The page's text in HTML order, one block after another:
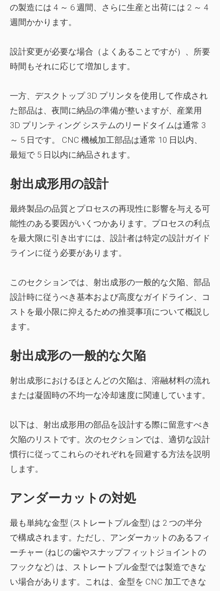
の製造には 4 ～ 6 週間、さらに生産と出荷には 2 ～ 4
週間かかります。
設計変更が必要な場合（よくあることですが）、所要
時間もそれに応じて増加します。
一方、デスクトップ 3D プリンタを使用して作成され
た部品は、夜間に納品の準備が整いますが、産業用
3D プリンティング システムのリードタイムは通常 3
～ 5 日です。 CNC 機械加工部品は通常 10 日以内、
最短で 5 日以内に納品されます。
射出成形用の設計
最終製品の品質とプロセスの再現性に影響を与える可
能性のある要因がいくつかあります。プロセスの利点
を最大限に引き出すには、設計者は特定の設計ガイド
ラインに従う必要があります。
このセクションでは、射出成形の一般的な欠陥、部品
設計時に従うべき基本および高度なガイドライン、コ
ストを最小限に抑えるための推奨事項について概説し
ます。
射出成形の一般的な欠陥
射出成形におけるほとんどの欠陥は、溶融材料の流れ
または凝固時の不均一な冷却速度に関連しています。
以下は、射出成形用の部品を設計する際に留意すべき
欠陥のリストです。次のセクションでは、適切な設計
慣行に従ってこれらのそれぞれを回避する方法を説明
します。
アンダーカットの対処
最も単純な金型 (ストレートプル金型) は 2 つの半分
で構成されます。ただし、アンダーカットのあるフィ
ーチャー (ねじの歯やスナップフィットジョイントの
フックなど) は、ストレートプル金型では製造できな
い場合があります。これは、金型を CNC 加工できな